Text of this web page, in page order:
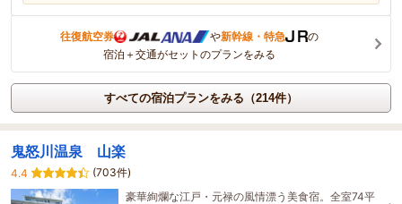
往復航空券 や新幹線・特急
の
宿泊＋交通がセットのプランをみる
すべての宿泊プランをみる（214件）
鬼怒川温泉 山楽
4.4
(703件)
豪華絢爛な江戸・元禄の風情漂う美食宿。全室74平